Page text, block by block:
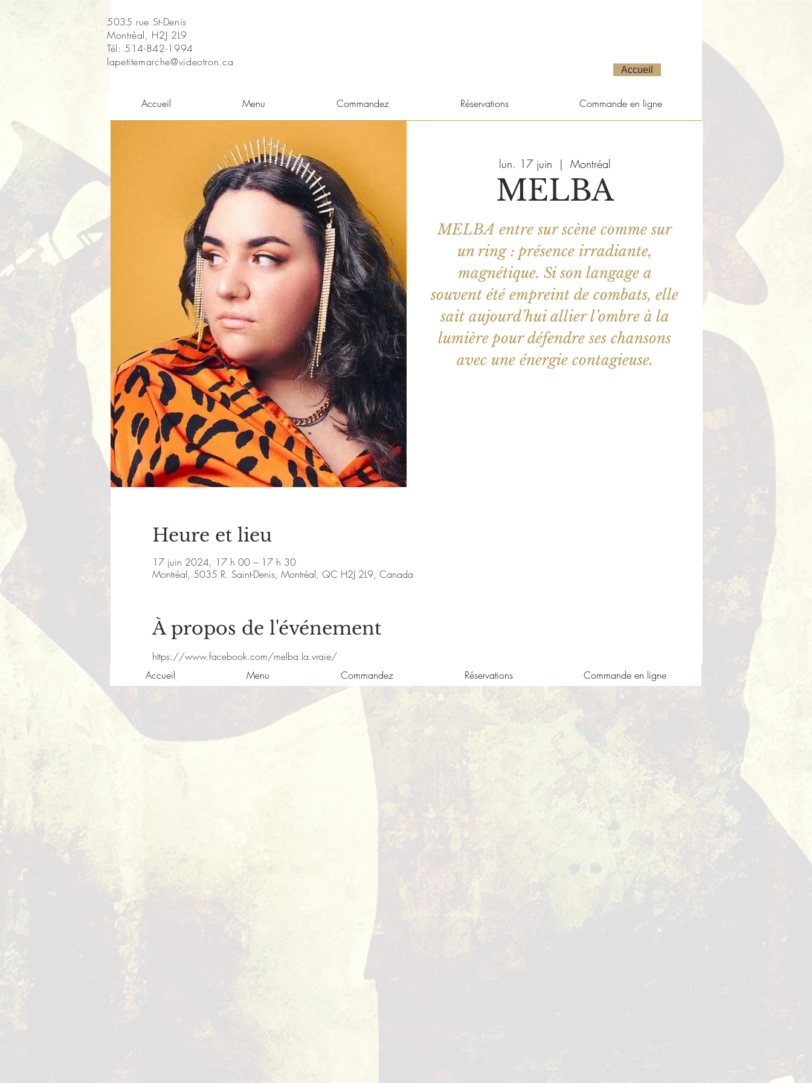
5035 rue St-Denis
Montréal, H2J 2L9
Tél: 514-842-1994
lapetitemarche@videotron.ca
Accueil
Accueil Menu Commandez Réservations Commande en ligne
lun. 17 juin
  |
Montréal
MELBA
MELBA entre sur scène comme sur
un ring : présence irradiante,
magnétique. Si son langage a
souvent été empreint de combats, elle
sait aujourd’hui allier l’ombre à la
lumière pour défendre ses chansons
avec une énergie contagieuse.
Heure et lieu
17 juin 2024, 17 h 00 – 17 h 30
Montréal, 5035 R. Saint-Denis, Montréal, QC H2J 2L9, Canada
À propos de l'événement
https://www.facebook.com/melba.la.vraie/
Accueil
Menu Commandez Réservations Commande en ligne